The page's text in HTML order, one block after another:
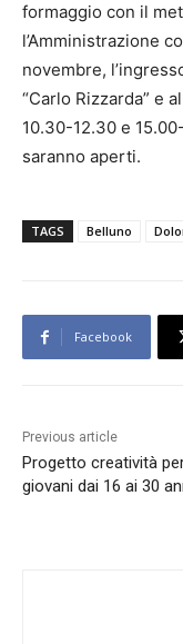
formaggio con il
l’Amministrazione
novembre,
“Carlo Rizzarda” e
10.30-12.30 e
saranno aperti.
TAGS Belluno
Facebook
Previous article
Progetto creatività
giovani dai 16 ai 30